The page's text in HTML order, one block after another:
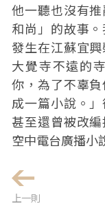
他一聽也沒有
和尚」的故事
發生在江蘇宜
大覺寺不遠的
你，為了不辜
成一篇小說。
甚至還曾被改
空中電台廣播小
上一則